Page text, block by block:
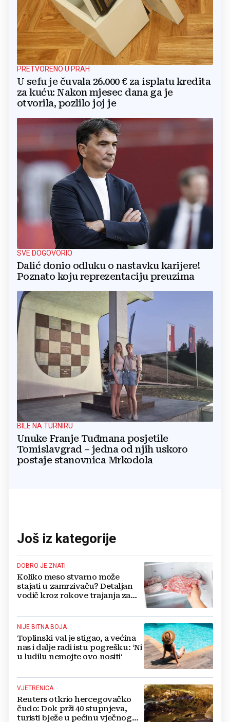
PRETVORENO U PRAH
U sefu je čuvala 26.000 € za isplatu kredita
za kuću: Nakon mjesec dana ga je
otvorila, pozlilo joj je
SVE DOGOVORIO
Dalić donio odluku o nastavku karijere!
Poznato koju reprezentaciju preuzima
BILE NA TURNIRU
Unuke Franje Tuđmana posjetile
Tomislavgrad – jedna od njih uskoro
postaje stanovnica Mrkodola
Još iz kategorije
DOBRO JE ZNATI
Koliko meso stvarno može
stajati u zamrzivaču? Detaljan
vodič kroz rokove trajanja za
NIJE BITNA BOJA
Toplinski val je stigao, a većina
nas i dalje radi istu pogrešku: ‘Ni
u ludilu nemojte ovo nositi‘
VJETRENICA
Reuters otkrio hercegovačko
čudo: Dok prži 40 stupnjeva,
turisti bježe u pećinu vječnog